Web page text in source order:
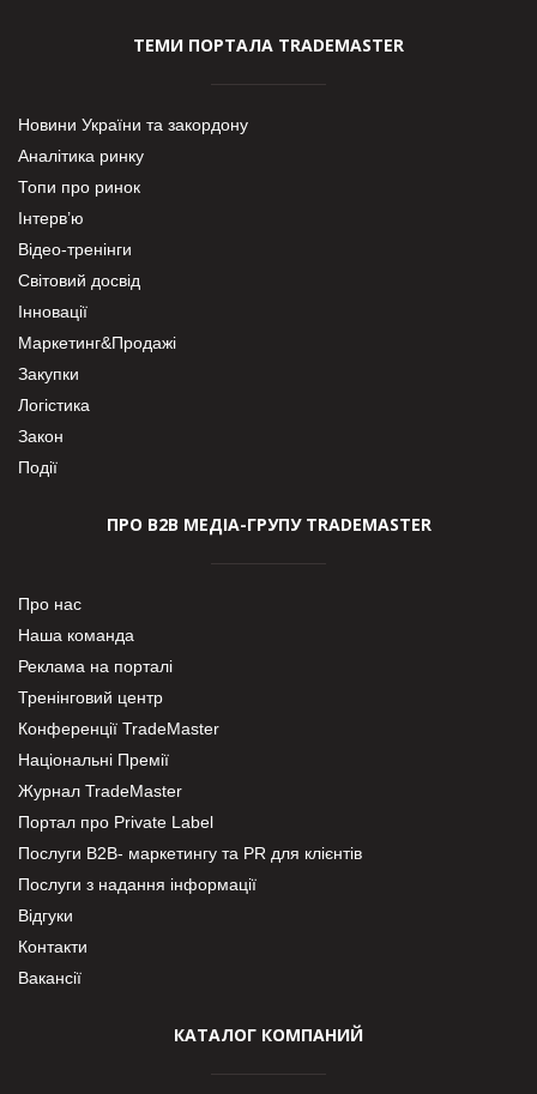
ТЕМИ ПОРТАЛА TRADEMASTER
Новини України та закордону
Аналітика ринку
Топи про ринок
Інтерв’ю
Відео-тренінги
Світовий досвід
Інновації
Маркетинг&Продажі
Закупки
Логістика
Закон
Події
ПРО В2В МЕДІА-ГРУПУ TRADEMASTER
Про нас
Наша команда
Реклама на порталі
Тренінговий центр
Конференції TradeMaster
Національні Премії
Журнал TradeMaster
Портал про Private Label
Послуги В2В- маркетингу та PR для клієнтів
Послуги з надання інформації
Відгуки
Контакти
Вакансії
КАТАЛОГ КОМПАНИЙ